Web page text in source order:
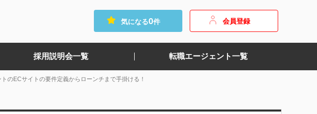
気になる0件 会員登録
採用説明会一覧 転職エージェント一覧
のECサイトの要件定義からローンチまで手掛ける！